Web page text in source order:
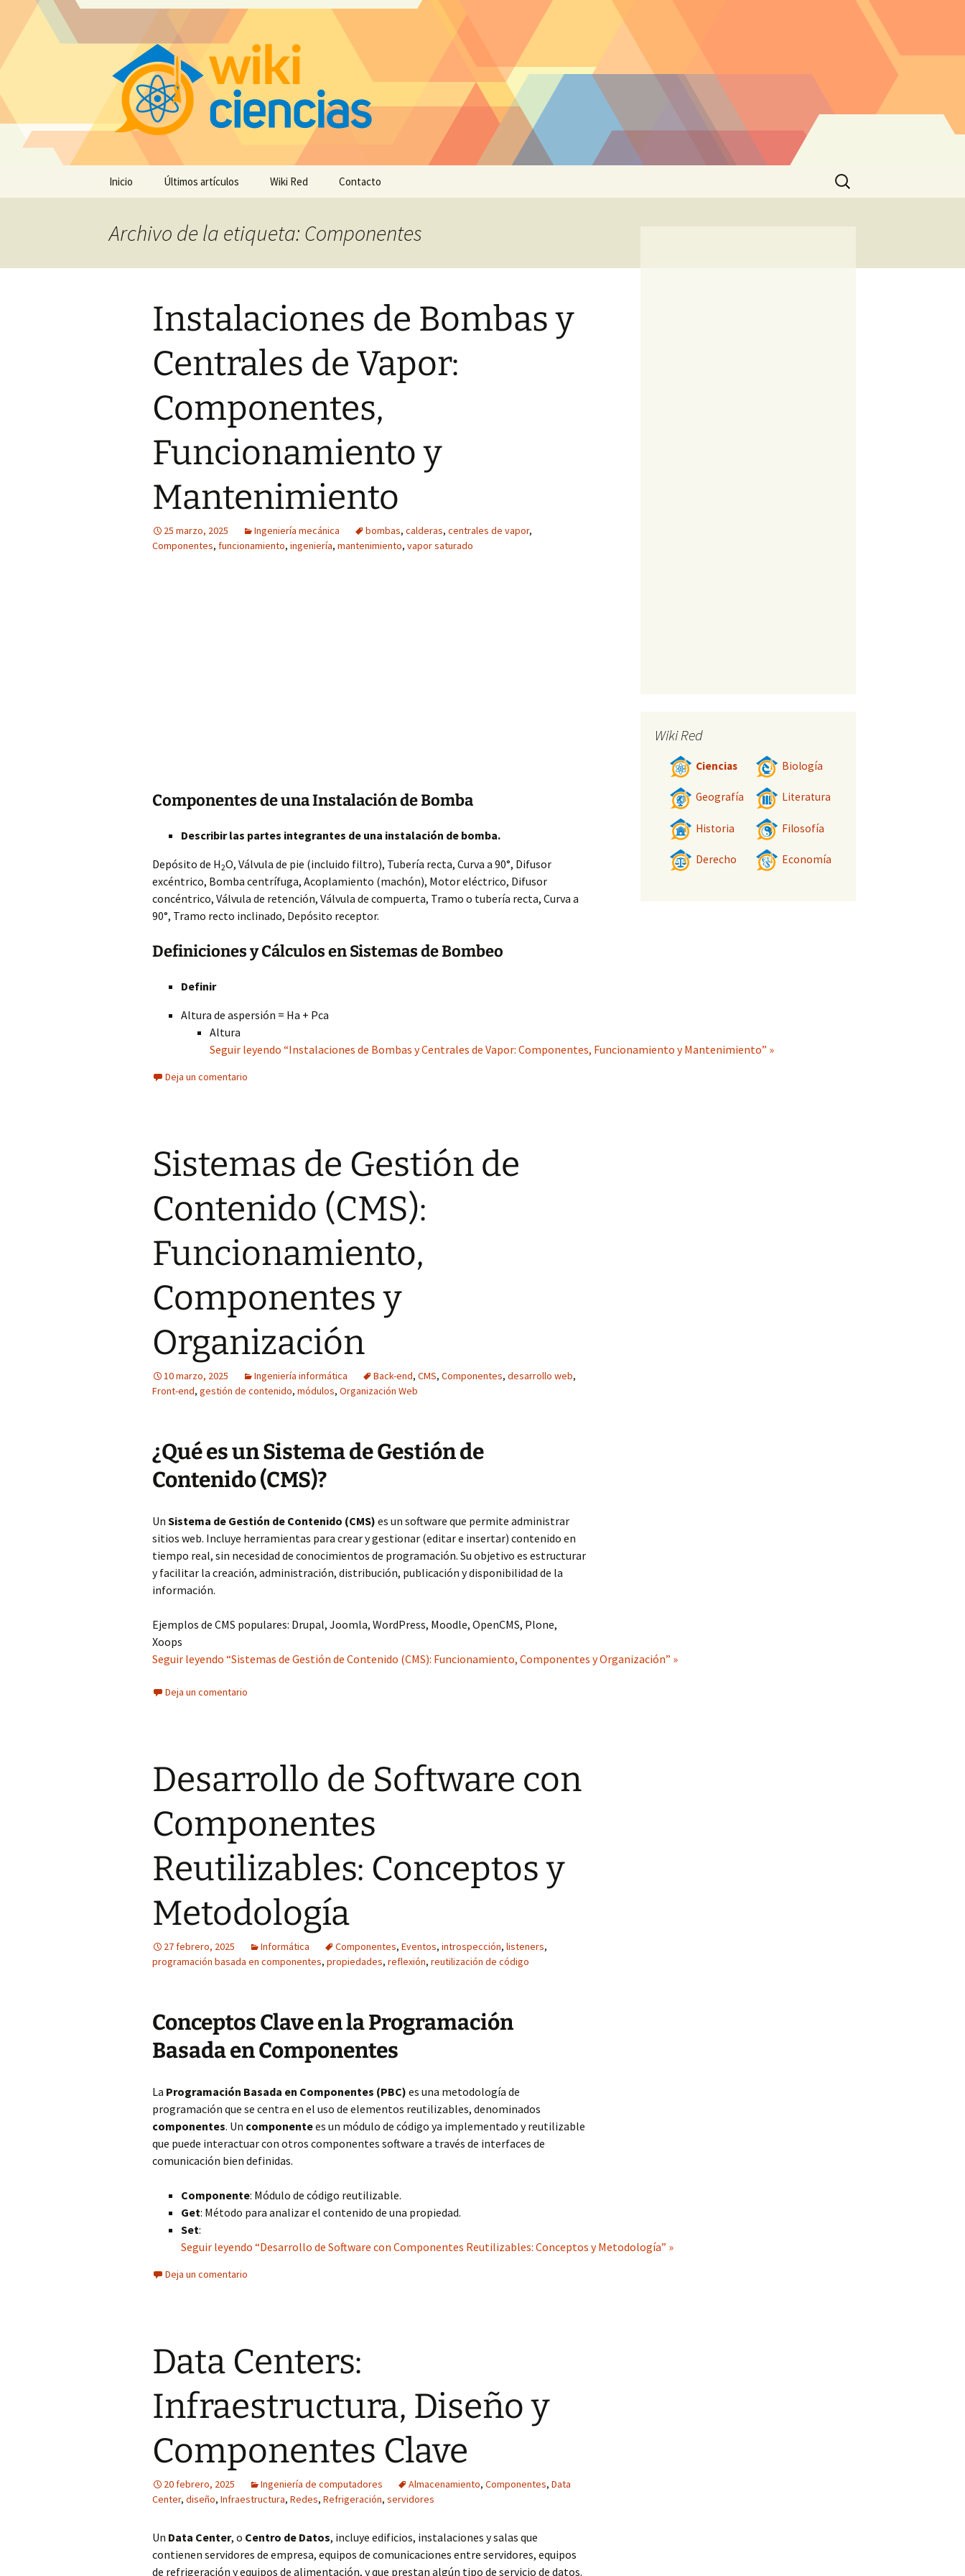
Inicio Últimos artículos Wiki Red Contacto
Buscar:
Archivo de la etiqueta: Componentes
Instalaciones de Bombas y
Centrales de Vapor:
Componentes,
Funcionamiento y
Mantenimiento
25 marzo, 2025 Ingeniería mecánica bombas, calderas, centrales de vapor,
Componentes, funcionamiento, ingeniería, mantenimiento, vapor saturado
Componentes de una Instalación de Bomba
Describir las partes integrantes de una instalación de bomba.
Depósito de H2O, Válvula de pie (incluido filtro), Tubería recta, Curva a 90°, Difusor
excéntrico, Bomba centrífuga, Acoplamiento (machón), Motor eléctrico, Difusor
concéntrico, Válvula de retención, Válvula de compuerta, Tramo o tubería recta, Curva a
90°, Tramo recto inclinado, Depósito receptor.
Definiciones y Cálculos en Sistemas de Bombeo
Definir
Altura de aspersión = Ha + Pca
Altura
Seguir leyendo “Instalaciones de Bombas y Centrales de Vapor: Componentes, Funcionamiento y Mantenimiento” »
Deja un comentario
Sistemas de Gestión de
Contenido (CMS):
Funcionamiento,
Componentes y
Organización
10 marzo, 2025 Ingeniería informática Back-end, CMS, Componentes, desarrollo web,
Front-end, gestión de contenido, módulos, Organización Web
¿Qué es un Sistema de Gestión de
Contenido (CMS)?
Un Sistema de Gestión de Contenido (CMS) es un software que permite administrar
sitios web. Incluye herramientas para crear y gestionar (editar e insertar) contenido en
tiempo real, sin necesidad de conocimientos de programación. Su objetivo es estructurar
y facilitar la creación, administración, distribución, publicación y disponibilidad de la
información.
Ejemplos de CMS populares: Drupal, Joomla, WordPress, Moodle, OpenCMS, Plone,
Xoops
Seguir leyendo “Sistemas de Gestión de Contenido (CMS): Funcionamiento, Componentes y Organización” »
Deja un comentario
Desarrollo de Software con
Componentes
Reutilizables: Conceptos y
Metodología
27 febrero, 2025 Informática Componentes, Eventos, introspección, listeners,
programación basada en componentes, propiedades, reflexión, reutilización de código
Conceptos Clave en la Programación
Basada en Componentes
La Programación Basada en Componentes (PBC) es una metodología de
programación que se centra en el uso de elementos reutilizables, denominados
componentes. Un componentees un módulo de código ya implementado y reutilizable
que puede interactuar con otros componentes software a través de interfaces de
comunicación bien definidas.
Componente: Módulo de código reutilizable.
Get: Método para analizar el contenido de una propiedad.
Set:
Seguir leyendo “Desarrollo de Software con Componentes Reutilizables: Conceptos y Metodología” »
Deja un comentario
Data Centers:
Infraestructura, Diseño y
Componentes Clave
20 febrero, 2025 Ingeniería de computadores Almacenamiento, Componentes, Data
Center, diseño, Infraestructura, Redes, Refrigeración, servidores
Un Data Center, o Centro de Datos, incluye edificios, instalaciones y salas que
contienen servidores de empresa, equipos de comunicaciones entre servidores, equipos
de refrigeración y equipos de alimentación, y que prestan algún tipo de servicio de datos.
Wiki Red
Ciencias Biología
Geografía Literatura
Historia Filosofía
Derecho Economía